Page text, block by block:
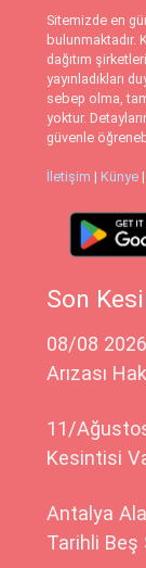
Sitemizde en
bulunmaktadır.
dağıtım
yayınladıkları
sebep olma,
yoktur.
güvenle
İletişim | Künye |
Son
08/08
Arızası
11/
Kesintisi
Antalya
Tarihli Beş